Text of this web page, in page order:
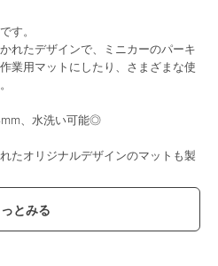
す。
れたデザインで、ミニカーのパーキ
業用マットにしたり、さまざまな使
、水洗い可能◎
たオリジナルデザインのマットも製
ます